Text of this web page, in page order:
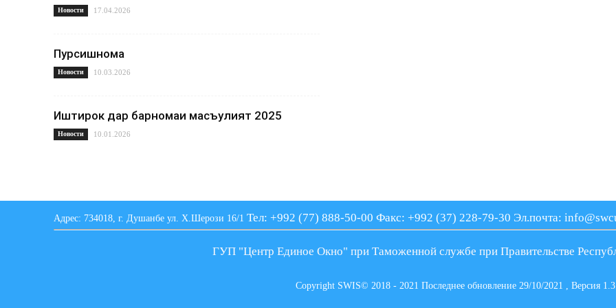
Новости 17.04.2026
Пурсишнома
Новости 10.03.2026
Иштирок дар барномаи масъулият 2025
Новости 10.01.2026
Адрес: 734018, г. Душанбе ул. Х.Шерози 16/1 Тел: +992 (77) 888-50-00 Факс: +992 (37) 228-79-30 Эл.почта:
ГУП "Центр Единое Окно" при Таможенной службе при Правительстве
Copyright SWIS© 2018 - 2021 Последнее обновление 29/10/2021 , Версия